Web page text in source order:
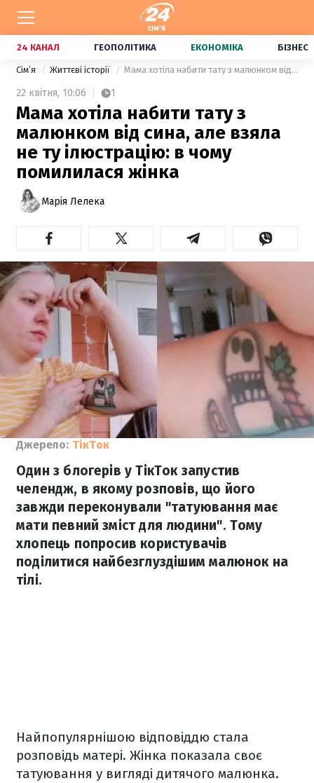
24 КАНАЛ ГЕОПОЛІТИКА ЕКОНОМІКА БІЗНЕС
Сімʼя Життєві історії Мама хотіла набити тату з малюнком від сина, але взяла не ту ілюстрацію: в чому помилилася жінка
22 квітня, 10:06 1
Мама хотіла набити тату з
малюнком від сина, але взяла
не ту ілюстрацію: в чому
помилилася жінка
Марія Лелека
Джерело: ТікТок
Один з блогерів у ТікТок запустив
челендж, в якому розповів, що його
завжди переконували "татуювання має
мати певний зміст для людини". Тому
хлопець попросив користувачів
поділитися найбезглуздішим малюнок на
тілі.
Найпопулярнішою відповіддю стала
розповідь матері. Жінка показала своє
татуювання у вигляді дитячого малюнка.